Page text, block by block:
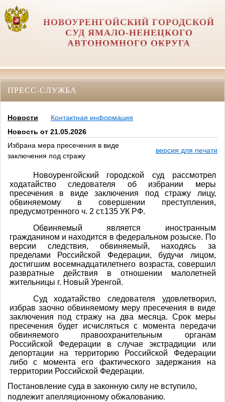
НОВОУРЕНГОЙСКИЙ ГОРОДСКОЙ
СУД ЯМАЛО-НЕНЕЦКОГО
АВТОНОМНОГО ОКРУГА
ПРЕСС-СЛУЖБА
Новости
Контактная информация
Новость от 21.05.2026
Избрана мера пресечения в виде
заключения под стражу
версия для печати
Новоуренгойский городской суд рассмотрел
ходатайство следователя об избрании меры
пресечения в виде заключения под стражу лицу,
обвиняемому в совершении преступления,
предусмотренного ч. 2 ст.135 УК РФ.
Обвиняемый является иностранным
гражданином и находится в федеральном розыске. По
версии следствия, обвиняемый, находясь за
пределами Российской Федерации, будучи лицом,
достигшим восемнадцатилетнего возраста, совершил
развратные действия в отношении малолетней
жительницы г. Новый Уренгой.
Суд ходатайство следователя удовлетворил,
избрав заочно обвиняемому меру пресечения в виде
заключения под стражу на два месяца. Срок меры
пресечения будет исчисляться с момента передачи
обвиняемого правоохранительным органам
Российской Федерации в случае экстрадиции или
депортации на территорию Российской Федерации
либо с момента его фактического задержания на
территории Российской Федерации.
Постановление суда в законную силу не вступило,
подлежит апелляционному обжалованию.